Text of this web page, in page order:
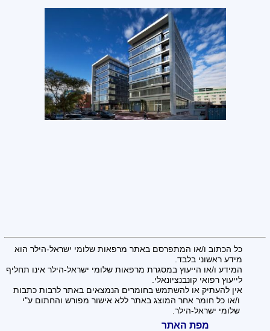
כל הכתוב ו/או המתפרסם באתר מרפאות שלומי ישראל-הילר הוא
מידע ראשוני בלבד.
המידע ו/או הייעוץ במסגרת מרפאות שלומי ישראל-הילר אינו תחליף
לייעוץ רפואי קונבנציונאלי.
אין להעתיק או להשתמש בחומרים הנמצאים באתר לרבות כתבות
ו/או כל חומר אחר המוצג באתר ללא אישור מפורש והחתום ע"י
שלומי ישראל-הילר.
מפת האתר